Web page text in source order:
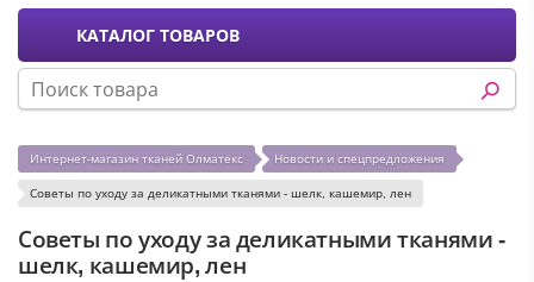
КАТАЛОГ ТОВАРОВ
Интернет-магазин тканей Олматекс Новости и спецпредложения
Советы по уходу за деликатными тканями - шелк, кашемир, лен
Советы по уходу за деликатными тканями -
шелк, кашемир, лен